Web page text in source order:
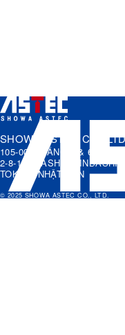
SHOWA ASTEC CO.,
105-0021 TẦNG 5 & 6, TÒA
2-8-1 HIGASHI-SHINBASHI,
TOKYO, NHẬT BẢN
© 2025 SHOWA ASTEC CO., LTD.